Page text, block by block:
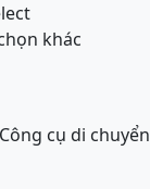
khác
cụ di chuyển